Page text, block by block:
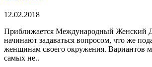
12.02.2018
Приближается Международный Женский
начинают задаваться вопросом, что же
женщинам своего окружения. Вариантов
самых не..